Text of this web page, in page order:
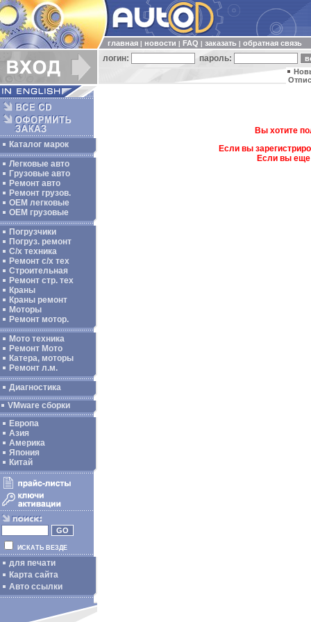
главная новости FAQ заказать обратная связь
логин: пароль:
Каталог марок
Легковые авто
Грузовые авто
Ремонт авто
Ремонт грузов.
ОЕМ легковые
OEM грузовые
Погрузчики
Погруз. ремонт
С/х техника
Ремонт с/х тех
Строительная
Ремонт стр. тех
Краны
Краны ремонт
Моторы
Ремонт мотор.
Мото техника
Ремонт Мото
Катера, моторы
Ремонт л.м.
Диагностика
VMware сборки
Европа
Азия
Америка
Япония
Китай
ИСКАТЬ ВЕЗДЕ
для печати
Карта сайта
Авто ссылки
Вы хотите
Если вы
Если вы еще